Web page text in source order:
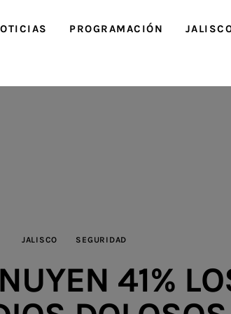
PROGRAMACIÓN
JALISCO SEGURIDAD
41%